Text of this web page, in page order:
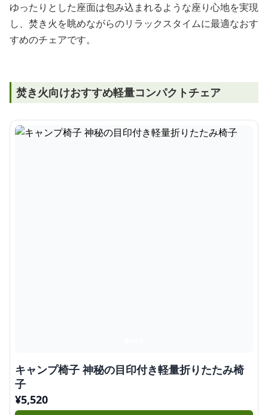
ゆったりとした座面は包み込まれるような座り心地を実現
し、焚き火を眺めながらのリラックスタイムに最適なおす
すめのチェアです。
焚き火向けおすすめ軽量コンパクトチェア
キャンプ椅子 神秘の目印付き軽量折りたたみ椅
子
¥5,520